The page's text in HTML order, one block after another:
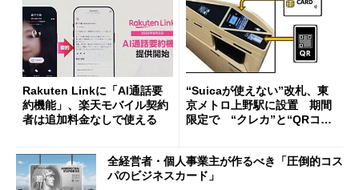
Rakuten Linkに「AI通話要
約機能」、楽天モバイル契約
者は追加料金なしで使える
“Suicaが使えない”改札、東
京メトロ上野駅に設置 期間
限定で “クレカ”と“QRコー
全経営者・個人事業主が作るべき「圧倒的コス
パのビジネスカード」